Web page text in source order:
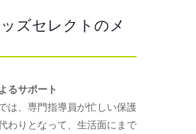
ズセレクトのメ
るサポート
は、専門指導員が忙しい保護
わりとなって、生活面にまで